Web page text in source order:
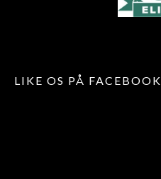
LIKE OS PÅ FACEBOOK